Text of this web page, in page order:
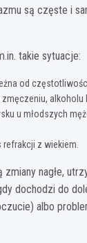
są częste i
takie sytuacje:
od
zmęczeniu, alkoholu
u młodszych
refrakcji z wiekiem.
nagłe,
dochodzi do
albo